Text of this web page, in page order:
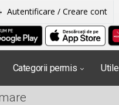
Autentificare / Creare cont
Categorii permis Utile